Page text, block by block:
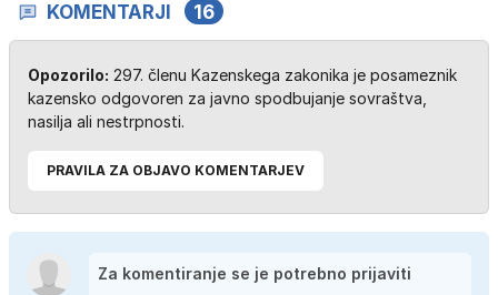
KOMENTARJI 16
Opozorilo: 297. členu Kazenskega zakonika je posameznik
kazensko odgovoren za javno spodbujanje sovraštva,
nasilja ali nestrpnosti.
PRAVILA ZA OBJAVO KOMENTARJEV